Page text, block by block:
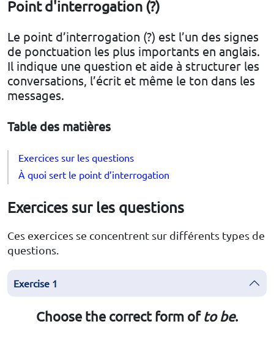
Point d'interrogation (?)
Le point d’interrogation (?) est l’un des signes
de ponctuation les plus importants en anglais.
Il indique une question et aide à structurer les
conversations, l’écrit et même le ton dans les
messages.
Table des matières
Exercices sur les questions
À quoi sert le point d’interrogation
Exercices sur les questions
Ces exercices se concentrent sur différents types de
questions.
Exercise 1
Choose the correct form ofto be.